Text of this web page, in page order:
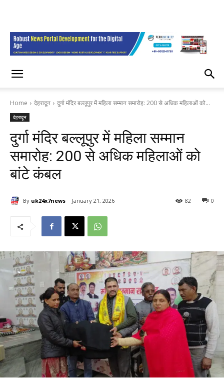
Home देहरादून दुर्गा मंदिर बल्लूपुर में महिला सम्मान समारोह: 200 से अधिक महिलाओं को...
देहरादून
दुर्गा मंदिर बल्लूपुर में महिला सम्मान
समारोह: 200 से अधिक महिलाओं को
बांटे कंबल
By uk24x7news January 21, 2026 0
82